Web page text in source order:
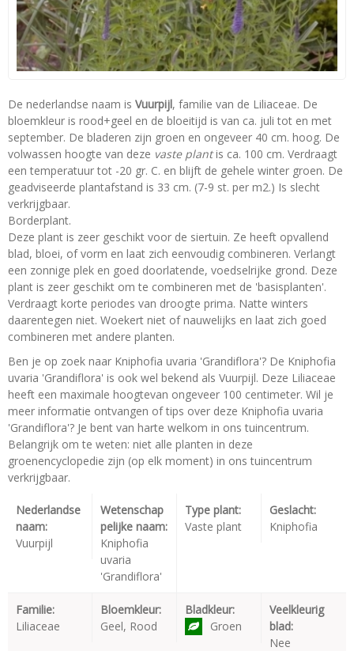
De nederlandse naam is Vuurpijl, familie van de Liliaceae. De
bloemkleur is rood+geel en de bloeitijd is van ca. juli tot en met
september. De bladeren zijn groen en ongeveer 40 cm. hoog. De
volwassen hoogte van deze vaste plantis ca. 100 cm. Verdraagt
een temperatuur tot -20 gr. C. en blijft de gehele winter groen. De
geadviseerde plantafstand is 33 cm. (7-9 st. per m2.) Is slecht
verkrijgbaar.
Borderplant.
Deze plant is zeer geschikt voor de siertuin. Ze heeft opvallend
blad, bloei, of vorm en laat zich eenvoudig combineren. Verlangt
een zonnige plek en goed doorlatende, voedselrijke grond. Deze
plant is zeer geschikt om te combineren met de 'basisplanten'.
Verdraagt korte periodes van droogte prima. Natte winters
daarentegen niet. Woekert niet of nauwelijks en laat zich goed
combineren met andere planten.
Ben je op zoek naar Kniphofia uvaria 'Grandiflora'? De Kniphofia
uvaria 'Grandiflora' is ook wel bekend als Vuurpijl. Deze Liliaceae
heeft een maximale hoogtevan ongeveer 100 centimeter. Wil je
meer informatie ontvangen of tips over deze Kniphofia uvaria
'Grandiflora'? Je bent van harte welkom in ons tuincentrum.
Belangrijk om te weten: niet alle planten in deze
groenencyclopedie zijn (op elk moment) in ons tuincentrum
verkrijgbaar.
Nederlandse
naam:
Vuurpijl
Wetenschap
pelijke naam:
Kniphofia
uvaria
'Grandiflora'
Type plant:
Vaste plant
Geslacht:
Kniphofia
Familie:
Liliaceae
Bloemkleur:
Geel, Rood
Bladkleur:
Groen
Veelkleurig
blad:
Nee